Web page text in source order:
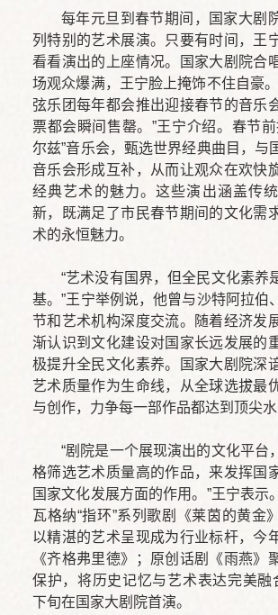
每年元旦到春节期间，国家大剧
列特别的艺术展演。只要有时间，王
看看演出的上座情况。国家大剧院合
场观众爆满，王宁脸上掩饰不住自豪
弦乐团每年都会推出迎接春节的音乐
票都会瞬间售罄。”王宁介绍。春节
尔兹”音乐会，甄选世界经典曲目，与
音乐会形成互补，从而让观众在欢快
经典艺术的魅力。这些演出涵盖传
新，既满足了市民春节期间的文化需
术的永恒魅力。
“艺术没有国界，但全民文化素养
基。”王宁举例说，他曾与沙特阿拉伯
节和艺术机构深度交流。随着经济发
渐认识到文化建设对国家长远发展的
极提升全民文化素养。国家大剧院深
艺术质量作为生命线，从全球选拔最
与创作，力争每一部作品都达到顶尖水
“剧院是一个展现演出的文化平台
格筛选艺术质量高的作品，来发挥国
国家文化发展方面的作用。”王宁表示
瓦格纳“指环”系列歌剧《莱茵的黄金
以精湛的艺术呈现成为行业标杆，今
《齐格弗里德》；原创话剧《雨燕》
保护，将历史记忆与艺术表达完美融
下旬在国家大剧院首演。